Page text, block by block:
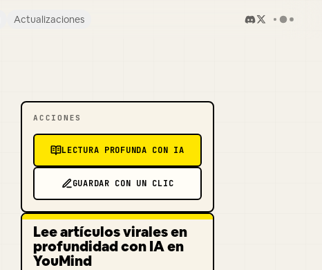
Actualizaciones
ACCIONES
LECTURA PROFUNDA CON IA
GUARDAR CON UN CLIC
Lee artículos virales en
profundidad con IA en
YouMind